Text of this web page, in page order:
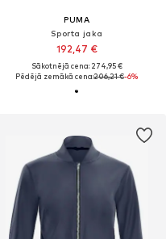
PUMA
Sporta jaka
192,47 €
Sākotnējā cena: 274,95 €
Pēdējā zemākā cena:206,21 €-6%